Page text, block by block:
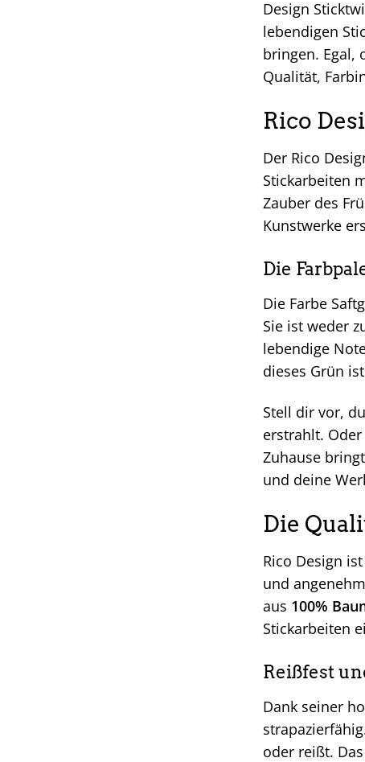
Design
lebendigen
bringen. Egal,
Qualität,
Rico
Der Rico
Stickarbeiten
Zauber des
Kunstwerke
Die
Die Farbe
Sie ist weder
lebendige
dieses Grün
Stell dir vor,
erstrahlt.
Zuhause
und deine
Die
Rico Design
und
aus 100%
Stickarbeiten
Reißfest
Dank seiner
oder reißt.